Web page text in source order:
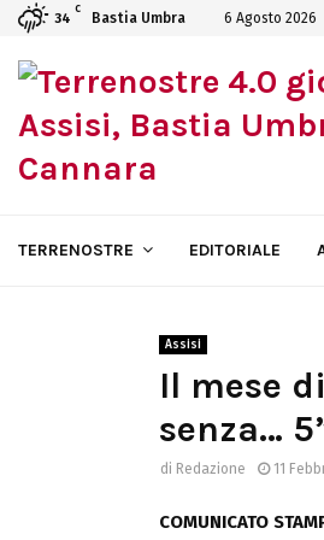
34
C
Bastia Umbra 6 Agosto 2026
TERRENOSTRE EDITORIALE
Assisi
Il mese
senza…
di Redazione 11
COMUNICATO